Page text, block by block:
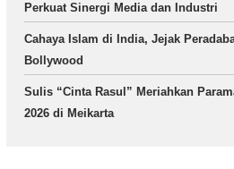
Perkuat Sinergi Media dan Industri
Cahaya Islam di India, Jejak
Bollywood
Sulis “Cinta Rasul” Meriahkan
2026 di Meikarta